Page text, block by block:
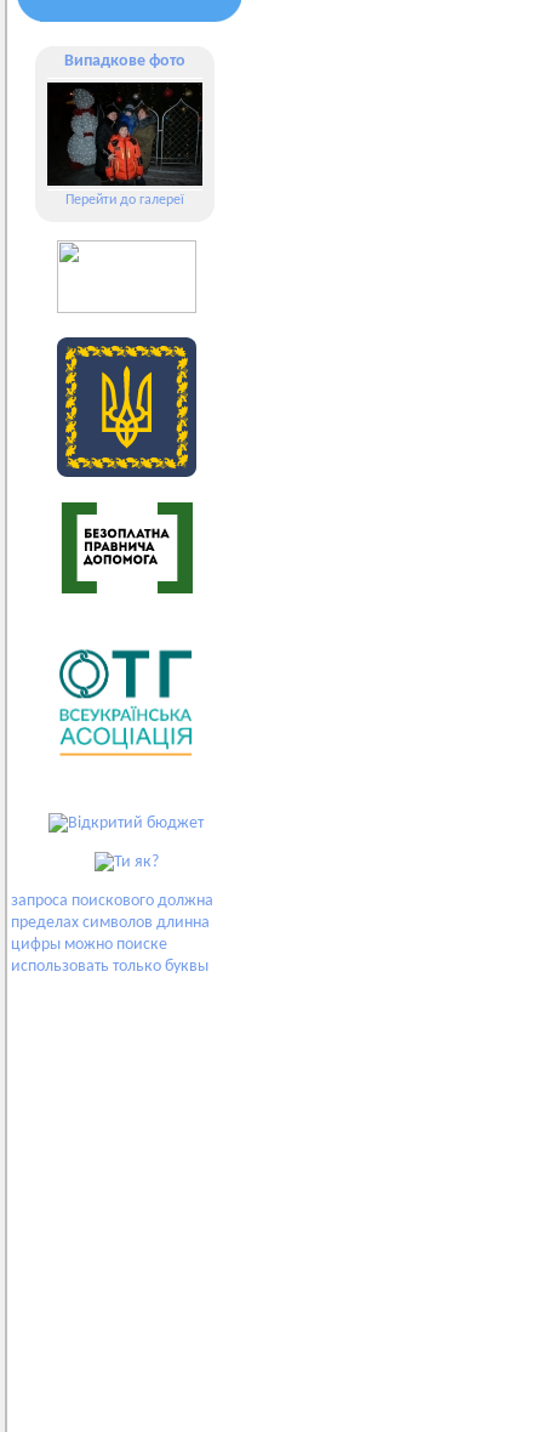
Випадкове фото
Перейти до галереї
запроса поискового должна
пределах символов длинна
цифры можно поиске
использовать только буквы